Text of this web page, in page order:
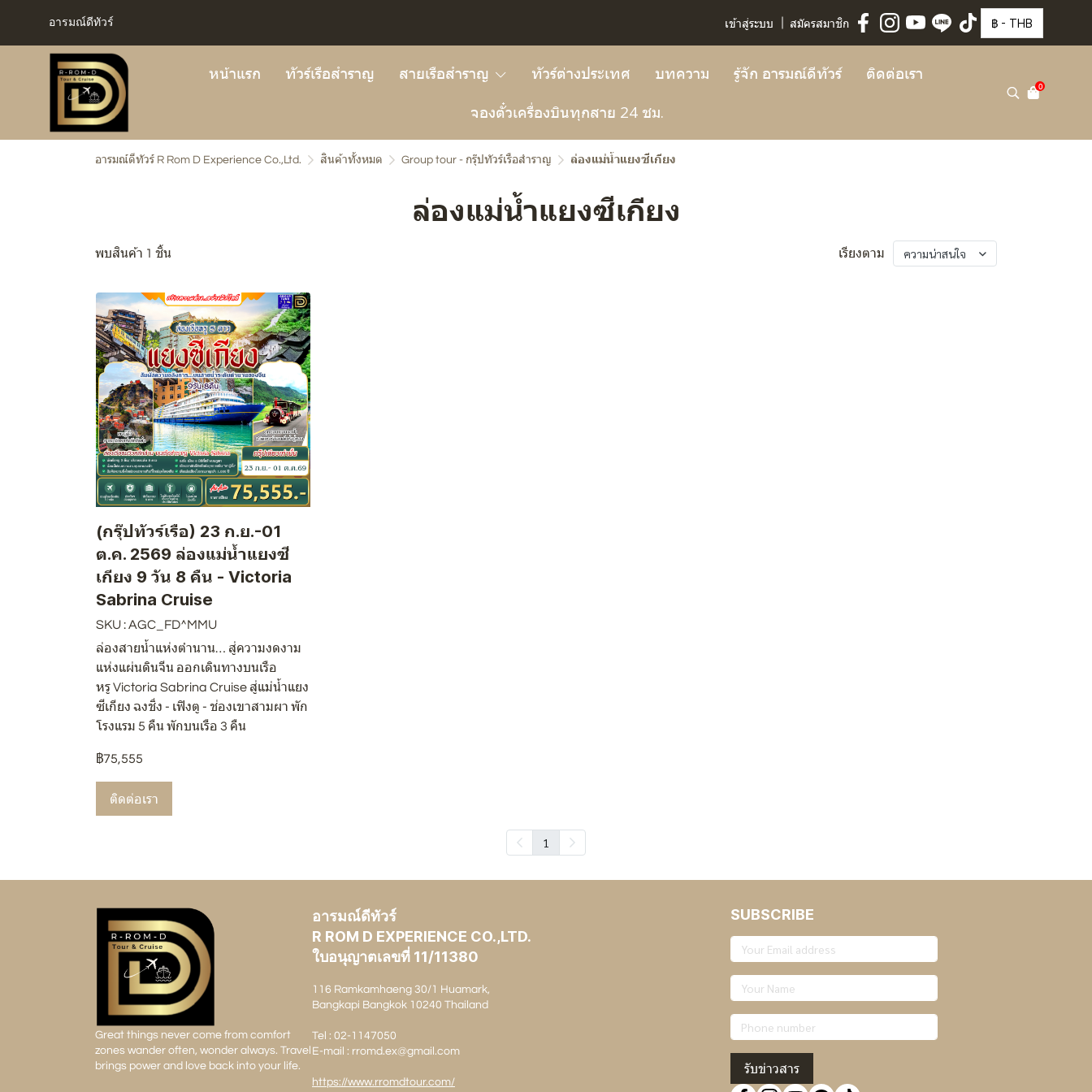
อารมณ์ดีทัวร์ เข้าสู่ระบบ สมัครสมาชิก ฿ - THB
หน้าแรก ทัวร์เรือสำราญ สายเรือสำราญ ทัวร์ต่างประเทศ บทความ รู้จัก อารมณ์ดีทัวร์
ติดต่อเรา
จองตั๋วเครื่องบินทุกสาย 24 ชม.
0
อารมณ์ดีทัวร์ R Rom D Experience Co.,Ltd. สินค้าทั้งหมด Group tour - กรุ๊ปทัวร์เรือสำราญ ล่องแม่น้ำแยงซีเกียง
ล่องแม่น้ำแยงซีเกียง
พบสินค้า 1 ชิ้น เรียงตาม ความน่าสนใจ
(กรุ๊ปทัวร์เรือ) 23 ก.ย.-01
ต.ค. 2569 ล่องแม่น้ำแยงซี
เกียง 9 วัน 8 คืน - Victoria
Sabrina Cruise
SKU : AGC_FD^MMU
ล่องสายน้ำแห่งตำนาน… สู่ความงดงาม
แห่งแผ่นดินจีน ออกเดินทางบนเรือ
หรู Victoria Sabrina Cruise สู่แม่น้ำแยง
ซีเกียง ฉงชิ่ง - เฟิงตู - ช่องเขาสามผา พัก
โรงแรม 5 คืน พักบนเรือ 3 คืน
฿75,555
ติดต่อเรา
1
Great things never come from comfort
zones wander often, wonder always. Travel
brings power and love back into your life.
อารมณ์ดีทัวร์
R ROM D EXPERIENCE CO.,LTD.
ใบอนุญาตเลขที่ 11/11380
116 Ramkamhaeng 30/1 Huamark,
Bangkapi Bangkok 10240 Thailand
Tel : 02-1147050
E-mail : rromd.ex@gmail.com
https://www.rromdtour.com/
SUBSCRIBE
รับข่าวสาร